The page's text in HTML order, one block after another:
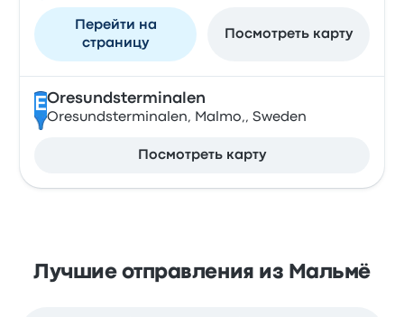
Перейти на
страницу
Посмотреть карту
EOresundsterminalen
Oresundsterminalen, Malmo,, Sweden
Посмотреть карту
Лучшие отправления из Мальмё